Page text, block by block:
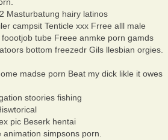
Masturbatung hairy latinos
campsit Tenticle xxx Frree alll male
tube Freee anmke porn gamds
bottom freezedr Gils llesbian orgies.
madse porn Beat my dick likle it owes
stoories fishing
pic Beserk hentai
simpsons porn.